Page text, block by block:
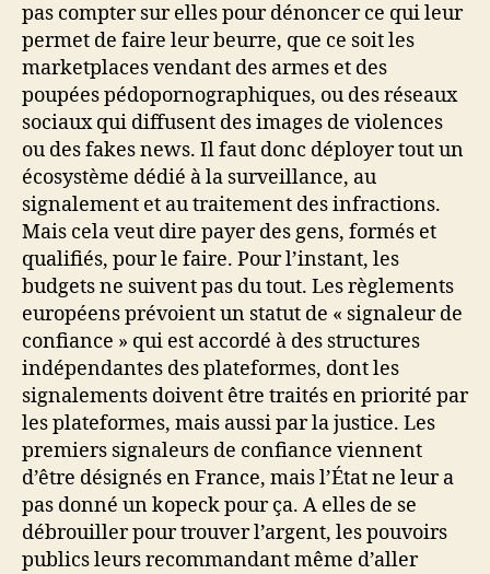
pas compter sur elles pour dénoncer ce qui leur
permet de faire leur beurre, que ce soit les
marketplaces vendant des armes et des
poupées pédopornographiques, ou des réseaux
sociaux qui diffusent des images de violences
ou des fakes news. Il faut donc déployer tout un
écosystème dédié à la surveillance, au
signalement et au traitement des infractions.
Mais cela veut dire payer des gens, formés et
qualifiés, pour le faire. Pour l’instant, les
budgets ne suivent pas du tout. Les règlements
européens prévoient un statut de « signaleur de
confiance » qui est accordé à des structures
indépendantes des plateformes, dont les
signalements doivent être traités en priorité par
les plateformes, mais aussi par la justice. Les
premiers signaleurs de confiance viennent
d’être désignés en France, mais l’État ne leur a
pas donné un kopeck pour ça. A elles de se
débrouiller pour trouver l’argent, les pouvoirs
publics leurs recommandant même d’aller